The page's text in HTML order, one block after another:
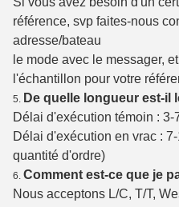
référence, svp faites-nous
adresse/bateau
le mode avec le messager,
l'échantillon pour votre
5. De quelle longueur est-il
Délai d'exécution témoin : 3-
Délai d'exécution en vrac :
quantité d'ordre)
6. Comment est-ce que je
Nous acceptons L/C, T/T,